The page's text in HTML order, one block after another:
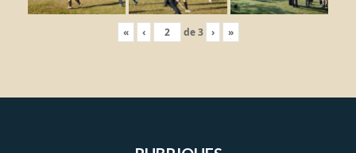
« ‹ de3 › »